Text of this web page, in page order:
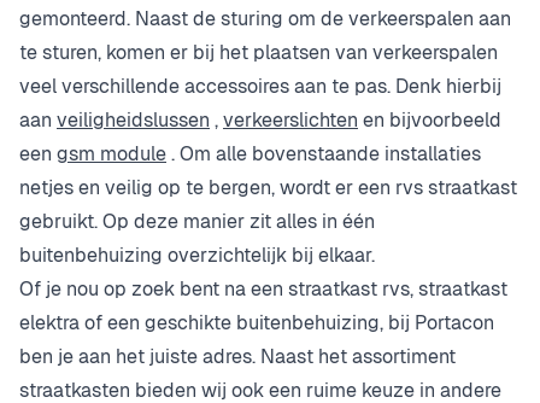
gemonteerd. Naast de sturing om de verkeerspalen aan
te sturen, komen er bij het plaatsen van verkeerspalen
veel verschillende accessoires aan te pas. Denk hierbij
aan veiligheidslussen ,verkeerslichten en bijvoorbeeld
een gsm module. Om alle bovenstaande installaties
netjes en veilig op te bergen, wordt er een rvs straatkast
gebruikt. Op deze manier zit alles in één
buitenbehuizing overzichtelijk bij elkaar.
Of je nou op zoek bent na een straatkast rvs, straatkast
elektra of een geschikte buitenbehuizing, bij Portacon
ben je aan het juiste adres. Naast het assortiment
straatkasten bieden wij ook een ruime keuze in andere